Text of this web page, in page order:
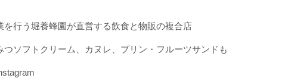
を行う堀養蜂園が直営する飲食と物販の複合店
つソフトクリーム、カヌレ、プリン・フルーツサンドも